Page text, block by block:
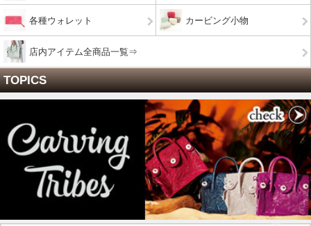
各種ウォレット カービング小物
店内アイテム全商品一覧⇒
TOPICS